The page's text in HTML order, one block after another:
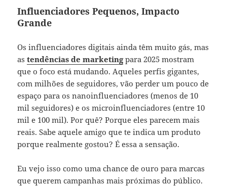
Influenciadores Pequenos, Impacto
Grande
Os influenciadores digitais ainda têm muito gás, mas
astendências de marketingpara 2025 mostram
que o foco está mudando. Aqueles perfis gigantes,
com milhões de seguidores, vão perder um pouco de
espaço para os nanoinfluenciadores (menos de 10
mil seguidores) e os microinfluenciadores (entre 10
mil e 100 mil). Por quê? Porque eles parecem mais
reais. Sabe aquele amigo que te indica um produto
porque realmente gostou? É essa a sensação.
Eu vejo isso como uma chance de ouro para marcas
que querem campanhas mais próximas do público.